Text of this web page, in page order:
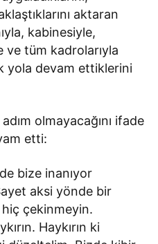
aktaran
kabinesiyle,
ve tüm kadrolarıyla
yola devam ettiklerini
olmayacağını ifade
etti:
bize inanıyor
aksi yönde bir
çekinmeyin.
Haykırın ki